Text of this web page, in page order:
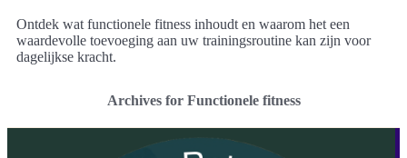
Ontdek wat functionele fitness inhoudt en waarom het een
waardevolle toevoeging aan uw trainingsroutine kan zijn voor
dagelijkse kracht.
Archives for Functionele fitness